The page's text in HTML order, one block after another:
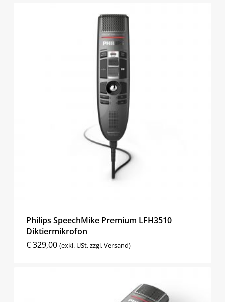
Philips SpeechMike Premium LFH3510
Diktiermikrofon
€329,00 (exkl. USt. zzgl. Versand)